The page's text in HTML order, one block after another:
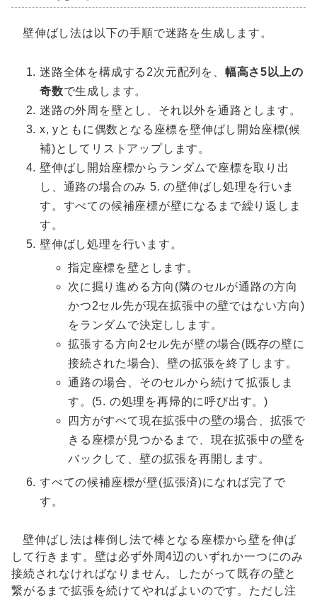
壁伸ばし法は以下の手順で迷路を生成します。
迷路全体を構成する2次元配列を、 幅高さ5以上の
奇数で生成します。
迷路の外周を壁とし、それ以外を通路とします。
x, yともに偶数となる座標を壁伸ばし開始座標(候
補)としてリストアップします。
壁伸ばし開始座標からランダムで座標を取り出
し、通路の場合のみ 5. の壁伸ばし処理を行いま
す。すべての候補座標が壁になるまで繰り返しま
す。
壁伸ばし処理を行います。
指定座標を壁とします。
次に掘り進める方向(隣のセルが通路の方向
かつ2セル先が現在拡張中の壁ではない方向)
をランダムで決定しします。
拡張する方向2セル先が壁の場合(既存の壁に
接続された場合)、壁の拡張を終了します。
通路の場合、そのセルから続けて拡張しま
す。(5. の処理を再帰的に呼び出す。)
四方がすべて現在拡張中の壁の場合、拡張で
きる座標が見つかるまで、現在拡張中の壁を
バックして、壁の拡張を再開します。
すべての候補座標が壁(拡張済)になれば完了で
す。
壁伸ばし法は棒倒し法で棒となる座標から壁を伸ば
して行きます。壁は必ず外周4辺のいずれか一つにのみ
接続されなければなりません。したがって既存の壁と
繋がるまで拡張を続けてやればよいのです。ただし注